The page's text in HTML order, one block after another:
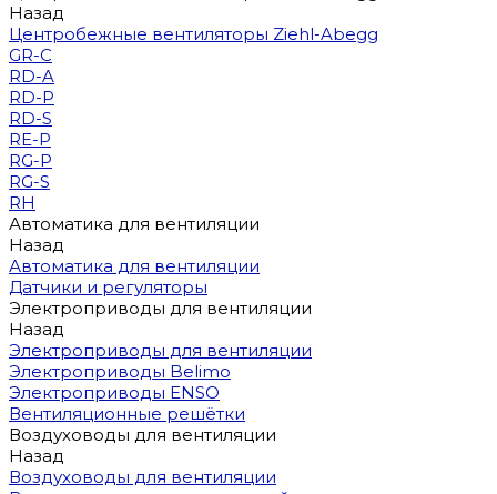
Назад
Центробежные вентиляторы Ziehl-Abegg
GR-C
RD-A
RD-P
RD-S
RE-P
RG-P
RG-S
RH
Автоматика для вентиляции
Назад
Автоматика для вентиляции
Датчики и регуляторы
Электроприводы для вентиляции
Назад
Электроприводы для вентиляции
Электроприводы Belimo
Электроприводы ENSO
Вентиляционные решётки
Воздуховоды для вентиляции
Назад
Воздуховоды для вентиляции